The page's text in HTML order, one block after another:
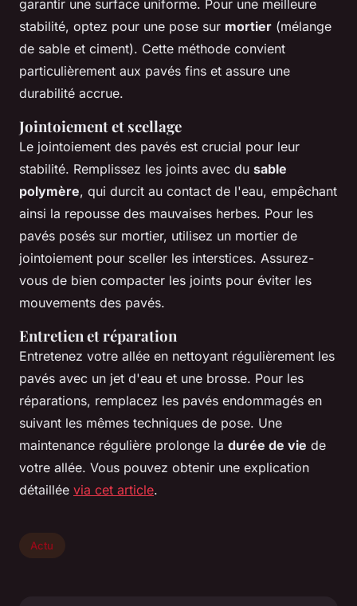
garantir une surface uniforme. Pour une meilleure
stabilité, optez pour une pose sur mortier (mélange
de sable et ciment). Cette méthode convient
particulièrement aux pavés fins et assure une
durabilité accrue.
Jointoiement et scellage
Le jointoiement des pavés est crucial pour leur
stabilité. Remplissez les joints avec du sable
polymère, qui durcit au contact de l'eau, empêchant
ainsi la repousse des mauvaises herbes. Pour les
pavés posés sur mortier, utilisez un mortier de
jointoiement pour sceller les interstices. Assurez-
vous de bien compacter les joints pour éviter les
mouvements des pavés.
Entretien et réparation
Entretenez votre allée en nettoyant régulièrement les
pavés avec un jet d'eau et une brosse. Pour les
réparations, remplacez les pavés endommagés en
suivant les mêmes techniques de pose. Une
maintenance régulière prolonge la durée de vie de
votre allée. Vous pouvez obtenir une explication
détaillée via cet article.
Actu